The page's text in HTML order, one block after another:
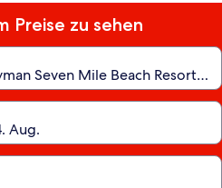
Preise zu sehen